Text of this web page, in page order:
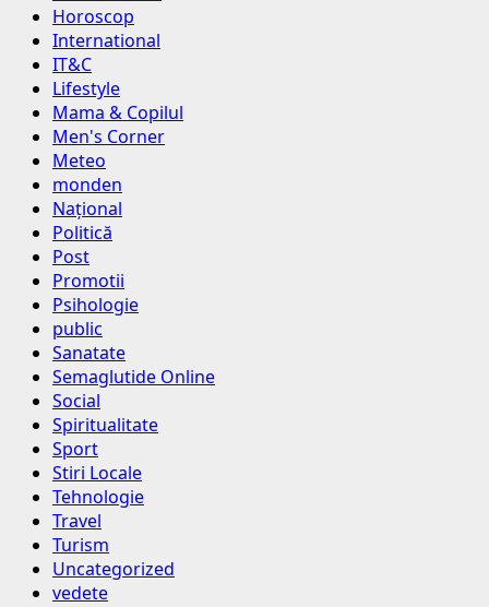
Horoscop
International
IT&C
Lifestyle
Mama & Copilul
Men's Corner
Meteo
monden
Național
Politică
Post
Promotii
Psihologie
public
Sanatate
Semaglutide Online
Social
Spiritualitate
Sport
Stiri Locale
Tehnologie
Travel
Turism
Uncategorized
vedete